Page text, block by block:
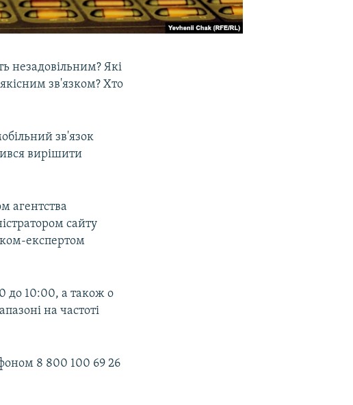
незадовільним? Які
зв'язком? Хто
зв'язок
вирішити
агентства
сайту
експертом
до 10:00, а також о
на частоті
8 800 100 69 26